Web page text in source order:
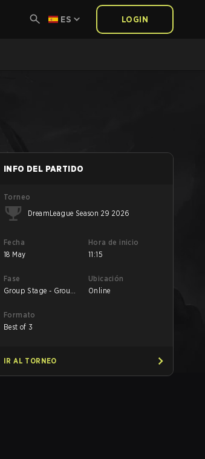
ES LOGIN
INFO DEL PARTIDO
Torneo
DreamLeague Season 29 2026
Fecha
18 May
Hora de inicio
11:15
Fase
Group Stage - Group
Ubicación
Online
Formato
Best of 3
IR AL TORNEO